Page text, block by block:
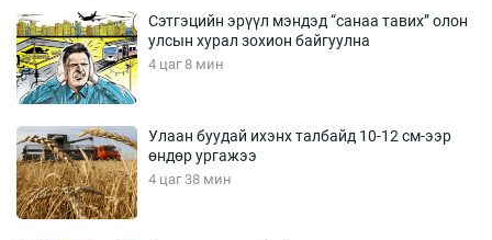
Сэтгэцийн эрүүл мэндэд “санаа тавих” олон
улсын хурал зохион байгуулна
4 цаг 8 мин
Улаан буудай ихэнх талбайд 10-12 см-ээр
өндөр ургажээ
4 цаг 38 мин